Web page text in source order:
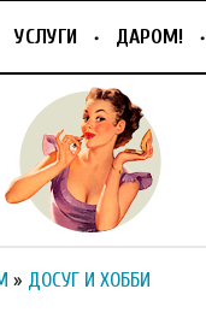
УСЛУГИ ДАРОМ!
» ДОСУГ И ХОББИ